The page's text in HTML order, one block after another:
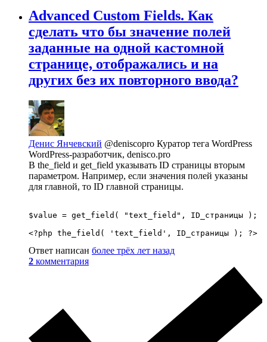
Advanced Custom Fields. Как
сделать что бы значение полей
заданные на одной кастомной
странице, отображались и на
других без их повторного ввода?
Денис Янчевский @deniscopro Куратор тега WordPress
WordPress-разработчик, denisco.pro
В the_field и get_field указывать ID страницы вторым
параметром. Например, если значения полей указаны
для главной, то ID главной страницы.
$value = get_field( "text_field", ID_страницы );
<?php the_field( 'text_field', ID_страницы ); ?>
Ответ написан более трёх лет назад
2 комментария